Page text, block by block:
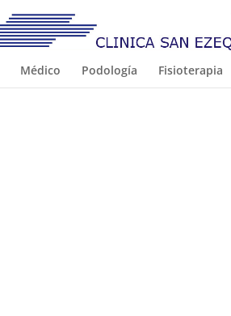
Médico Podología Fisioterapia